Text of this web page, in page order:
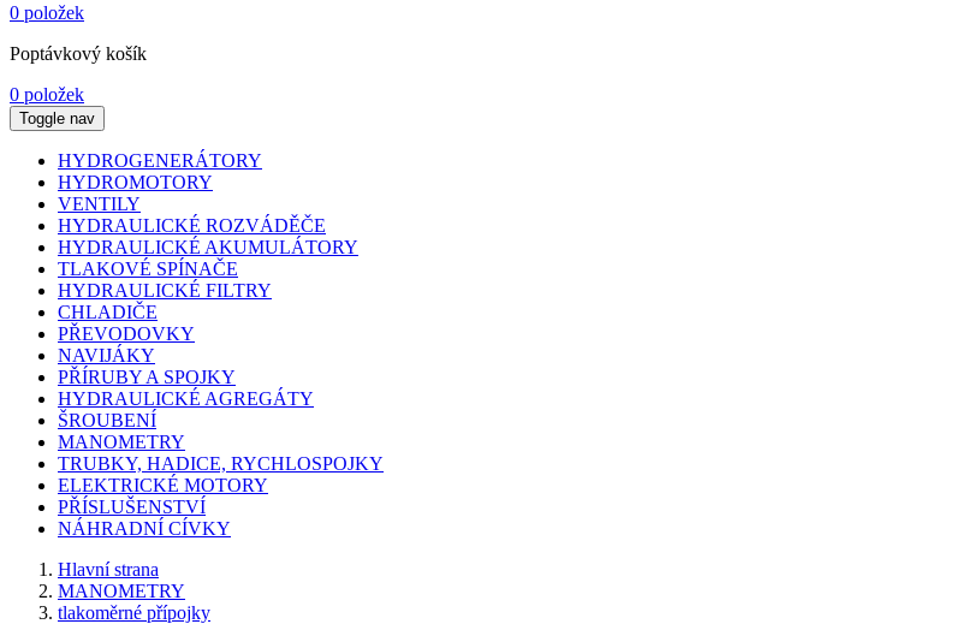
0 položek
Poptávkový košík
0 položek
Toggle nav
HYDROGENERÁTORY
HYDROMOTORY
VENTILY
HYDRAULICKÉ ROZVÁDĚČE
HYDRAULICKÉ AKUMULÁTORY
TLAKOVÉ SPÍNAČE
HYDRAULICKÉ FILTRY
CHLADIČE
PŘEVODOVKY
NAVIJÁKY
PŘÍRUBY A SPOJKY
HYDRAULICKÉ AGREGÁTY
ŠROUBENÍ
MANOMETRY
TRUBKY, HADICE, RYCHLOSPOJKY
ELEKTRICKÉ MOTORY
PŘÍSLUŠENSTVÍ
NÁHRADNÍ CÍVKY
Hlavní strana
MANOMETRY
tlakoměrné přípojky